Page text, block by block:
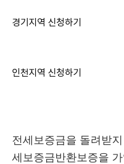
경기지역 신청하기
인천지역 신청하기
전세보증금을 돌려받
세보증금반환보증을